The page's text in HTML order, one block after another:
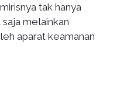
tak hanya
melainkan
aparat keamanan